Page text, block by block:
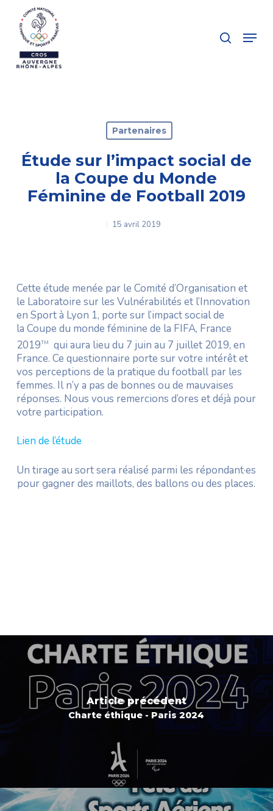
main
content
Menu
Partenaires
Étude sur l’impact social de
la Coupe du Monde
Féminine de Football 2019
15 avril 2019
Cette étude menée par le Comité d’Organisation et
le Laboratoire sur les Vulnérabilités et l’Innovation
en Sport à Lyon 1, porte sur l’impact social de
la Coupe du monde féminine de la FIFA, France
2019TM
qui aura lieu du 7 juin au 7 juillet 2019, en
France. Ce questionnaire porte sur votre intérêt et
vos perceptions de la pratique du football par les
femmes. Il n’y a pas de bonnes ou de mauvaises
réponses. Nous vous remercions d’ores et déjà pour
votre participation.
Lien de l’étude
Un tirage au sort sera réalisé parmi les répondant·es
pour gagner des maillots, des ballons ou des places.
Article précédent
Charte éthique - Paris 2024
Close